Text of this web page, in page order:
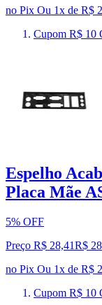
no Pix Ou 1x de R$
Cupom R$ 10
Espelho
Placa Mãe
5% OFF
Preço R$ 28,41R$ 28
no Pix Ou 1x de R$
Cupom R$ 10